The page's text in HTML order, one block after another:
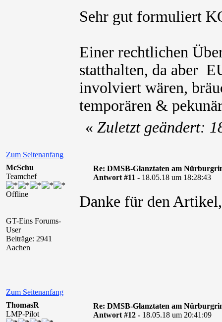
Sehr gut formuliert
Einer rechtlichen
statthalten, da aber
involviert wären,
temporären &
Zum Seitenanfang
« Zuletzt geändert:
McSchu
Teamchef
Offline
GT-Eins Forums-
User
Beiträge: 2941
Aachen
Re: DMSB-Glanztaten am
Antwort #11 - 18.05.18 um 18:28:43
Danke für den
Zum Seitenanfang
ThomasR
LMP-Pilot
Re: DMSB-Glanztaten am
Antwort #12 - 18.05.18 um 20:41:09